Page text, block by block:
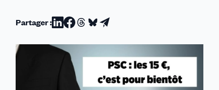
Partager :Partager
sur
Linkedin
Partager
sur
Facebook
Partager
sur
Threads
Partager
sur
Bluesky
Partager
par
email